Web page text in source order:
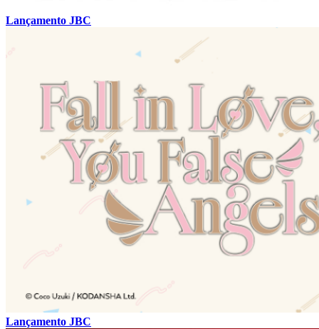
Lançamento JBC
Lançamento JBC